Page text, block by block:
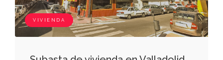
VIVIENDA